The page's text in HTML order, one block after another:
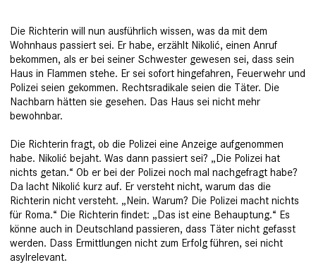
Die Richterin will nun ausführlich wissen, was da mit dem
Wohnhaus passiert sei. Er habe, erzählt Nikolić, einen Anruf
bekommen, als er bei seiner Schwester gewesen sei, dass sein
Haus in Flammen stehe. Er sei sofort hingefahren, Feuerwehr und
­Polizei seien gekommen. Rechtsradikale seien die Täter. Die
Nachbarn hätten sie gesehen. Das Haus sei nicht mehr
bewohnbar.
Die Richterin fragt, ob die Polizei eine Anzeige aufgenommen
habe. Nikolić bejaht. Was dann passiert sei? „Die Polizei hat
nichts getan.“ Ob er bei der Polizei noch mal nachgefragt habe?
Da lacht Nikolić kurz auf. Er versteht nicht, warum das die
Richterin nicht versteht. „Nein. Warum? Die Polizei macht nichts
für Roma.“ Die Richterin findet: „Das ist eine Behauptung.“ Es
könne auch in Deutschland passieren, dass Täter nicht gefasst
werden. Dass Ermittlungen nicht zum Erfolg führen, sei nicht
asylrelevant.